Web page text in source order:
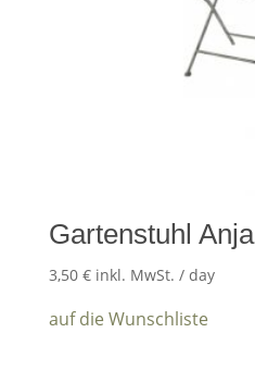
Gartenstuhl Anja
3,50 € inkl. MwSt. / day
auf die Wunschliste